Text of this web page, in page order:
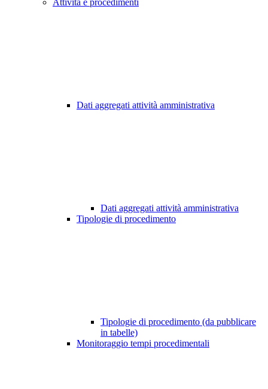
Attività e procedimenti
Dati aggregati attività amministrativa
Dati aggregati attività amministrativa
Tipologie di procedimento
Tipologie di procedimento (da pubblicare
in tabelle)
Monitoraggio tempi procedimentali